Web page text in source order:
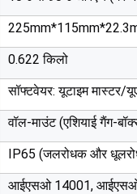
0.622 किलो
सॉफ्टवेयर: यूटाइम मास्टर/
वॉल-माउंट (एशियाई गैंग-
IP65 (जलरोधक और
आईएसओ 14001, आईएसओ